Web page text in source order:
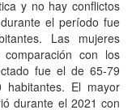
y no hay conflictos
el período fue
Las mujeres
con los
fue el de 65-79
El mayor
durante el 2021 con